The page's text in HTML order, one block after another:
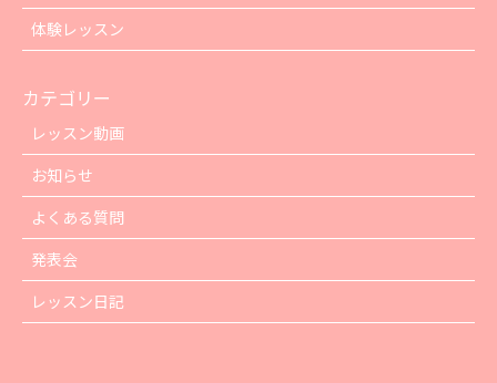
体験レッスン
カテゴリー
レッスン動画
お知らせ
よくある質問
発表会
レッスン日記